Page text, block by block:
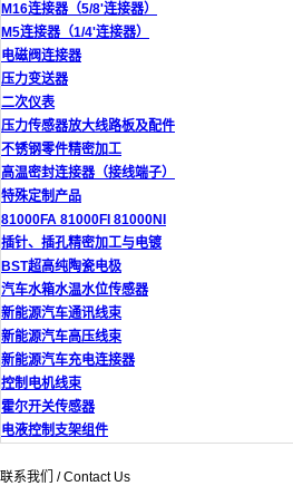
M16连接器（5/8'连接器）
M5连接器（1/4'连接器）
电磁阀连接器
压力变送器
二次仪表
压力传感器放大线路板及配件
不锈钢零件精密加工
高温密封连接器（接线端子）
特殊定制产品
81000FA 81000FI 81000NI
插针、插孔精密加工与电镀
BST超高纯陶瓷电极
汽车水箱水温水位传感器
新能源汽车通讯线束
新能源汽车高压线束
新能源汽车充电连接器
控制电机线束
霍尔开关传感器
电液控制支架组件
联系我们 / Contact Us